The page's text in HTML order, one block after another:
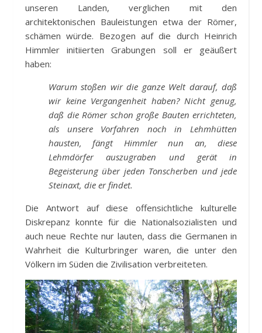
unseren Landen, verglichen mit den
architektonischen Bauleistungen etwa der Römer,
schämen würde. Bezogen auf die durch Heinrich
Himmler initiierten Grabungen soll er geäußert
haben:
Warum stoßen wir die ganze Welt darauf, daß
wir keine Vergangenheit haben? Nicht genug,
daß die Römer schon große Bauten errichteten,
als unsere Vorfahren noch in Lehmhütten
hausten, fängt Himmler nun an, diese
Lehmdörfer auszugraben und gerät in
Begeisterung über jeden Tonscherben und jede
Steinaxt, die er findet.
Die Antwort auf diese offensichtliche kulturelle
Diskrepanz konnte für die Nationalsozialisten und
auch neue Rechte nur lauten, dass die Germanen in
Wahrheit die Kulturbringer waren, die unter den
Völkern im Süden die Zivilisation verbreiteten.